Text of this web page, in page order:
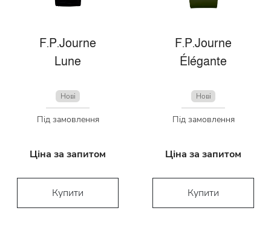
F.P.Journe
Lune
Нові
Під замовлення
Ціна за запитом
Купити
F.P.Journe
Élégante
Нові
Під замовлення
Ціна за запитом
Купити